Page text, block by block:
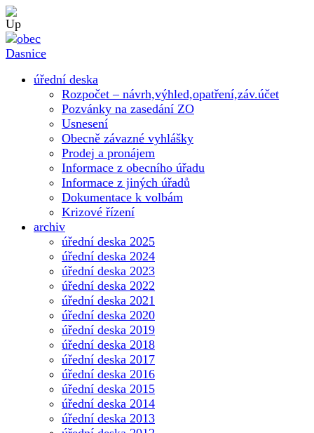
úřední deska
Rozpočet – návrh,výhled,opatření,záv.účet
Pozvánky na zasedání ZO
Usnesení
Obecně závazné vyhlášky
Prodej a pronájem
Informace z obecního úřadu
Informace z jiných úřadů
Dokumentace k volbám
Krizové řízení
archiv
úřední deska 2025
úřední deska 2024
úřední deska 2023
úřední deska 2022
úřední deska 2021
úřední deska 2020
úřední deska 2019
úřední deska 2018
úřední deska 2017
úřední deska 2016
úřední deska 2015
úřední deska 2014
úřední deska 2013